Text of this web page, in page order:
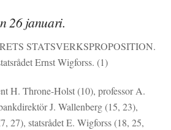
26 januari.
STATSVERKSPROPOSITION.
Ernst Wigforss. (1)
H. Throne-Holst (10), professor A.
J. Wallenberg (15, 23),
27), statsrådet E. Wigforss (18, 25,